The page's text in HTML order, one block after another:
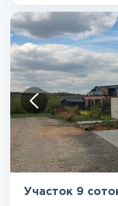
Участок 9